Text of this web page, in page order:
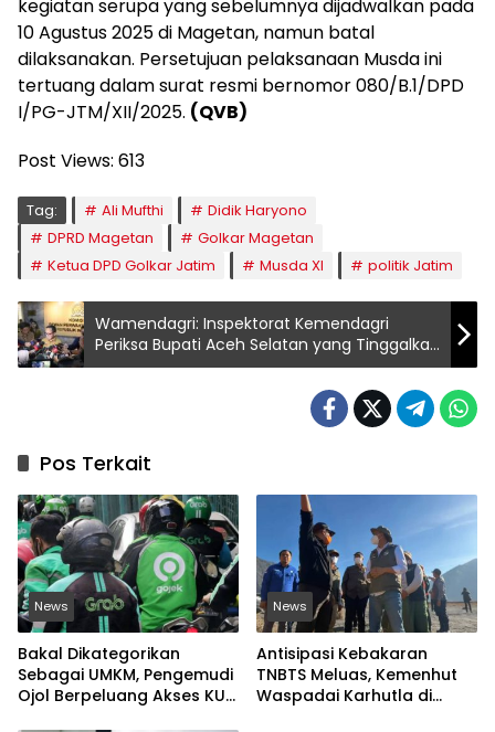
kegiatan serupa yang sebelumnya dijadwalkan pada
10 Agustus 2025 di Magetan, namun batal
dilaksanakan. Persetujuan pelaksanaan Musda ini
tertuang dalam surat resmi bernomor 080/B.1/DPD
I/PG-JTM/XII/2025. (QVB)
Post Views: 613
Tag: Ali Mufthi
Didik Haryono
DPRD Magetan
Golkar Magetan
Ketua DPD Golkar Jatim
Musda XI politik Jatim
Wamendagri: Inspektorat Kemendagri
Periksa Bupati Aceh Selatan yang Tinggalkan
Daerah Saat Bencana
Pos Terkait
News
Bakal Dikategorikan
Sebagai UMKM, Pengemudi
Ojol Berpeluang Akses KUR
News
Antisipasi Kebakaran
TNBTS Meluas, Kemenhut
Waspadai Karhutla di